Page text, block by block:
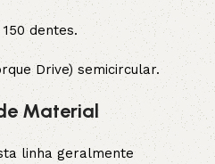
150 dentes.
Drive) semicircular.
Material
linha geralmente